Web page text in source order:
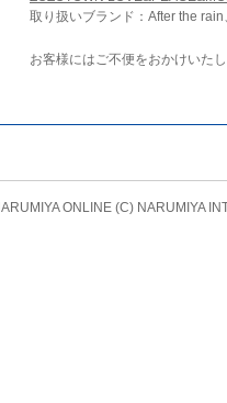
取り扱いブランド：After the
お客様にはご不便をおかけいた